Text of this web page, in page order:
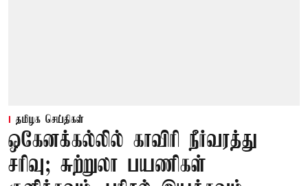
தமிழக செய்திகள்
ஒகேனக்கல்லில் காவிரி நீர்வரத்து
சரிவு; சுற்றுலா பயணிகள்